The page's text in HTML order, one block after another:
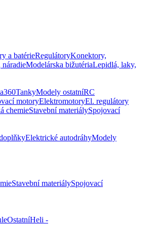
a batérieRegulátoryKonektory,
náradieModelárska bižutériaLepidlá, laky,
TankyModely ostatníRC
motoryElektromotoryEl. regulátory
chemieStavební materiálySpojovací
Elektrické autodráhyModely
Stavební materiálySpojovací
OstatníHeli -